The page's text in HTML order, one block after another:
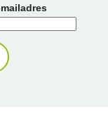
mailadres